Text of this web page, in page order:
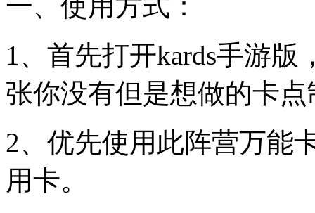
1、首先打开kards手游
张你没有但是想做的卡点
2、优先使用此阵营万能
用卡。